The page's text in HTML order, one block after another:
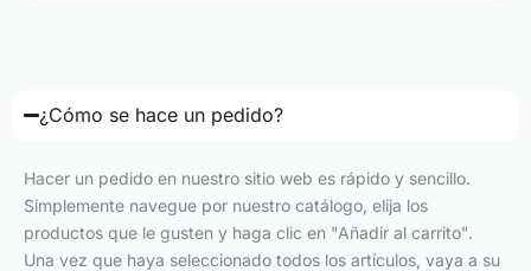
¿Cómo se hace un pedido?
Hacer un pedido en nuestro sitio web es rápido y sencillo.
Simplemente navegue por nuestro catálogo, elija los
productos que le gusten y haga clic en "Añadir al carrito".
Una vez que haya seleccionado todos los artículos, vaya a su